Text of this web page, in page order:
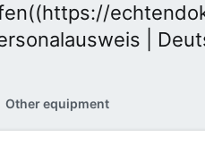
|
Other equipment